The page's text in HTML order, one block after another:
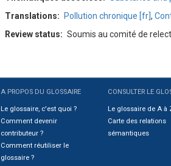
Translations
Pollution chronique [fr] ,
Review status
Soumis au comité de
A PROPOS DU GLOSSAIRE
Le glossaire, c'est quoi ?
Comment devenir
contributeur ?
Comment réutiliser le
glossaire ?
CONSULTER LE
Le glossaire de A à
Carte des relations
sémantiques